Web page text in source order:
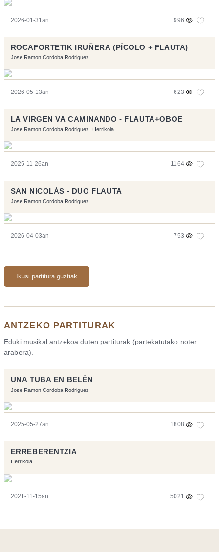
2026-01-31an 996
ROCAFORTETIK IRUÑERA (PÍCOLO + FLAUTA)
Jose Ramon Cordoba Rodriguez
2026-05-13an 623
LA VIRGEN VA CAMINANDO - FLAUTA+OBOE
Jose Ramon Cordoba Rodriguez Herrikoia
2025-11-26an 1164
SAN NICOLÁS - DUO FLAUTA
Jose Ramon Cordoba Rodriguez
2026-04-03an 753
Ikusi partitura guztiak
ANTZEKO PARTITURAK
Eduki musikal antzekoa duten partiturak (partekatutako noten
arabera).
UNA TUBA EN BELÉN
Jose Ramon Cordoba Rodriguez
2025-05-27an 1808
ERREBERENTZIA
Herrikoia
2021-11-15an 5021